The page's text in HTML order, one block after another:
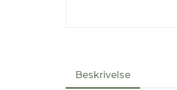
Beskrivelse